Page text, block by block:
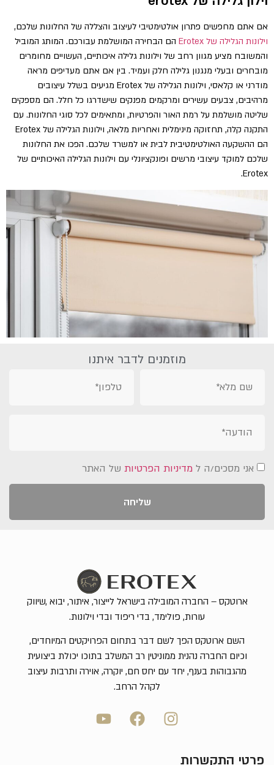
אם אתם מחפשים פתרון אולטימטיבי לעיצוב והצללה של החלונות שלכם,
וילונות הגלילה של Erotex
הם הבחירה המושלמת עבורכם. המותג המוביל
והמשובח מציע מגוון רחב של וילונות גלילה איכותיים, העשויים מחומרים
מובחרים ובעלי מנגנון גלילה חלק ועמיד. בין אם אתם מעדיפים מראה
מודרני או קלאסי, וילונות הגלילה של Erotex מגיעים בשלל עיצובים
מרהיבים, צבעים עשירים ומרקמים מפנקים שישדרגו כל חלל. הם מספקים
שליטה מושלמת על רמת האור והפרטיות, ומתאימים לכל סוגי החלונות. עם
התקנה קלה, תחזוקה מינימלית ואחריות מלאה, וילונות הגלילה של Erotex
הם ההשקעה האולטימטיבית לבית או למשרד שלכם. הפכו את החלונות
שלכם למוקד עיצובי מרשים ופונקציונלי עם וילונות הגלילה האיכותיים של
Erotex.
מוזמנים לדבר איתנו
אני מסכים/ה ל מדיניות הפרטיות של האתר
שליחה
פרטי התקשרות
ארוטקס – החברה המובילה בישראל לייצור, איתור, יבוא ,שיווק
עורות, פולימד, בדי ריפוד ובדי וילונות.
השם ארוטקס הפך לשם דבר בתחום הפרויקטים המיוחדים,
וכיום החברה נהנית ממוניטין רב המשלב בתוכו יכולת ביצועית
מהגבוהות בענף, יחד עם יחס חם, יוקרה, אוירה ותרבות עיצוב
לקהל הרחב.